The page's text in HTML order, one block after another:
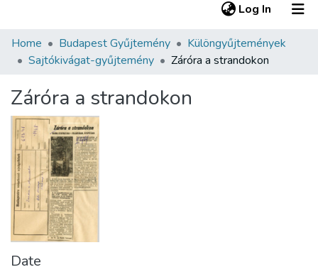
Log In (current)
Communities & Collections
Statistics
About us
Home Budapest Gyűjtemény
Különgyűjtemények
Sajtókivágat-gyűjtemény
Záróra a strandokon
Záróra a strandokon
Date